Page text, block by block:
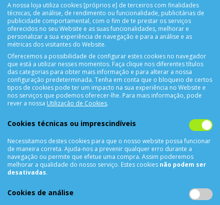
CONTACTOS
Rua Álvaro Castelões Nº413 R/C
4450-042 Matosinhos Portugal
comercial@cellrepair.pt
229 380 496 Chamada para a rede fixa nacional
910 991 733 Chamada para a rede móvel nacional MEO
910991733
Segunda a Sexta das 10h00 às 19h00
A nossa loja utiliza cookies [próprios e] de terceiros com finalidades
técnicas, de análise, de rendimento ou funcionalidade, publicitárias de
publicidade comportamental, com o fim de te prestar os serviços
oferecidos no seu Website e as suas funcionalidades, melhorar e
personalizar a sua experiência de navegação e para a análise e as
métricas dos visitantes do Website.
Oferecemos a possibilidade de configurar estes cookies no navegador
que está a utilizar nesses momentos. Faça clique nos diferentes títulos
das categorias para obter mais informação e para alterar a nossa
configuração predeterminada. Tenha em conta que o bloqueio de certos
tipos de cookies pode ter um impacto na sua experiência no Website e
nos serviços que podemos oferecer-lhe. Para mais informação, pode
rever a nossa Utilização de Cookies.
Cookies técnicas ou imprescindíveis
Necessitamos destes cookies para que o nosso website possa funcionar
de maneira correta. Ajuda-nos a prevenir qualquer erro durante a
navegação ou permite que efetue uma compra. Assim poderemos
melhorar a qualidade do nosso serviço. Estes cookies não podem ser
desativadas.
Cookies de análise